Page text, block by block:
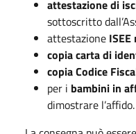
attestazione di
sottoscritto
attestazione
copia carta di
copia Codice
per i bambini in
dimostrare l’affido.